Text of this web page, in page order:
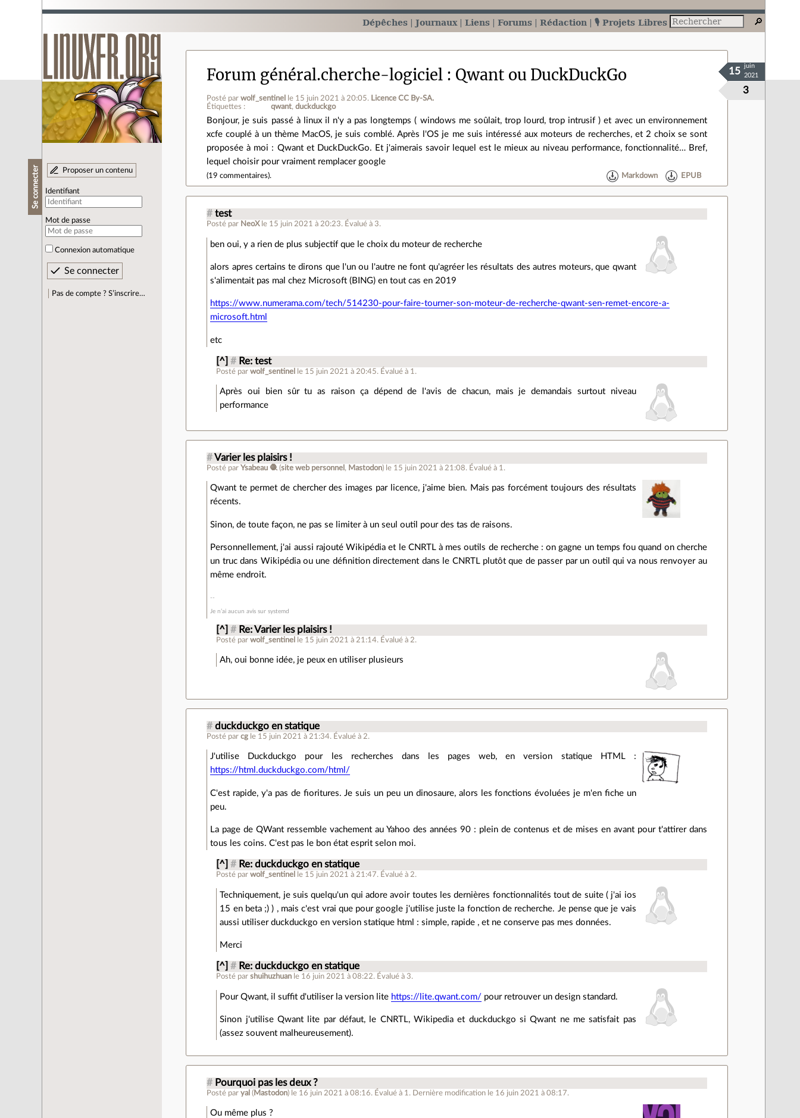
Dépêches Journaux Liens Forums Rédaction 🎙️ Projets Libres
Se connecter Proposer un contenu
Identifiant
Mot de passe
Connexion automatique
Pas de compte ? S’inscrire…
Forum général.cherche-logiciel Qwant ou DuckDuckGo
Posté parwolf_sentinel le 15 juin 2021 à 20:05. Licence CC By‑SA.
Étiquettes :
qwant duckduckgo
3
15
juin
2021
Bonjour, je suis passé à linux il n'y a pas longtemps ( windows me soûlait, trop lourd, trop intrusif ) et avec un environnement
xcfe couplé à un thème MacOS, je suis comblé. Après l'OS je me suis intéressé aux moteurs de recherches, et 2 choix se sont
proposée à moi : Qwant et DuckDuckGo. Et j'aimerais savoir lequel est le mieux au niveau performance, fonctionnalité… Bref,
lequel choisir pour vraiment remplacer google
(19 commentaires). Markdown EPUB
# test
Posté par NeoX le 15 juin 2021 à 20:23. Évalué à 3.
ben oui, y a rien de plus subjectif que le choix du moteur de recherche
alors apres certains te dirons que l'un ou l'autre ne font qu'agréer les résultats des autres moteurs, que qwant
s'alimentait pas mal chez Microsoft (BING) en tout cas en 2019
https://www.numerama.com/tech/514230-pour-faire-tourner-son-moteur-de-recherche-qwant-sen-remet-encore-a-
microsoft.html
etc
[^] # Re: test
Posté parwolf_sentinel le 15 juin 2021 à 20:45. Évalué à 1 .
Après oui bien sûr tu as raison ça dépend de l'avis de chacun, mais je demandais surtout niveau
performance
# Varier les plaisirs !
Posté parYsabeau 🧶 (site web personnel , Mastodon) le 15 juin 2021 à 21:08. Évalué à 1 .
Qwant te permet de chercher des images par licence, j'aime bien. Mais pas forcément toujours des résultats
récents.
Sinon, de toute façon, ne pas se limiter à un seul outil pour des tas de raisons.
Personnellement, j'ai aussi rajouté Wikipédia et le CNRTL à mes outils de recherche : on gagne un temps fou quand on cherche
un truc dans Wikipédia ou une définition directement dans le CNRTL plutôt que de passer par un outil qui va nous renvoyer au
même endroit.
Je n’ai aucun avis sur systemd
[^] # Re: Varier les plaisirs !
Posté parwolf_sentinel le 15 juin 2021 à 21:14. Évalué à 2.
Ah, oui bonne idée, je peux en utiliser plusieurs
# duckduckgo en statique
Posté parcg le 15 juin 2021 à 21:34. Évalué à 2.
J'utilise Duckduckgo pour les recherches dans les pages web, en version statique HTML :
https://html.duckduckgo.com/html/
C'est rapide, y'a pas de fioritures. Je suis un peu un dinosaure, alors les fonctions évoluées je m'en fiche un
peu.
La page de QWant ressemble vachement au Yahoo des années 90 : plein de contenus et de mises en avant pour t'attirer dans
tous les coins. C'est pas le bon état esprit selon moi.
[^] # Re: duckduckgo en statique
Posté parwolf_sentinel le 15 juin 2021 à 21:47. Évalué à 2.
Techniquement, je suis quelqu'un qui adore avoir toutes les dernières fonctionnalités tout de suite ( j'ai ios
15 en beta ;) ) , mais c'est vrai que pour google j'utilise juste la fonction de recherche. Je pense que je vais
aussi utiliser duckduckgo en version statique html : simple, rapide , et ne conserve pas mes données.
Merci
[^] # Re: duckduckgo en statique
Posté parshuihuzhuan le 16 juin 2021 à 08:22. Évalué à 3.
Pour Qwant, il suffit d'utiliser la version lite https://lite.qwant.com/ pour retrouver un design standard.
Sinon j'utilise Qwant lite par défaut, le CNRTL, Wikipedia et duckduckgo si Qwant ne me satisfait pas
(assez souvent malheureusement).
# Pourquoi pas les deux ?
Posté paryal ( Mastodon) le 16 juin 2021 à 08:16. Évalué à 1 . Dernière modification le 16 juin 2021 à 08:17.
Ou même plus ?